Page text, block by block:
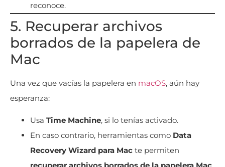
reconoce.
5. Recuperar archivos
borrados de la papelera de
Mac
Una vez que vacías la papelera en macOS, aún hay
esperanza:
Usa Time Machine, si lo tenías activado.
En caso contrario, herramientas como Data
Recovery Wizard para Mac te permiten